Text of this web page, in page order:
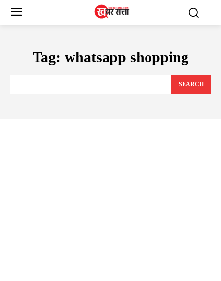
Tag: whatsapp shopping
SEARCH